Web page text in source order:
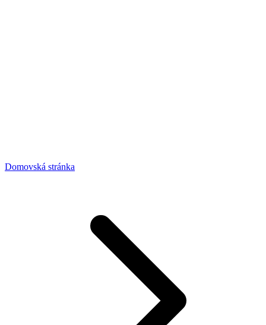
Domovská stránka